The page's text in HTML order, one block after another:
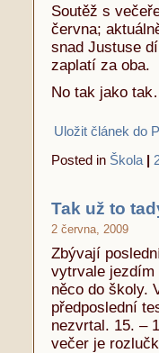
Soutěž s
června;
snad Justuse
zaplatí za oba.
No tak jako
Uložit článek do
Posted in Škola |
Tak už to
2 června, 2009
Zbývají
vytrvale jezdím
něco do školy.
předposlední
nezvrtal. 15. –
večer je